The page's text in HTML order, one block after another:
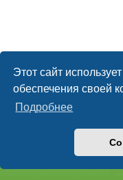
Этот сайт
обеспечения своей
Подробнее
Главная Форумы
Time: 0.055s| Peak
©